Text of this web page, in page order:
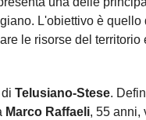
L'obiettivo è
le risorse del territorio
Telusiano-Stese.
Marco Raffaeli, 55 anni,